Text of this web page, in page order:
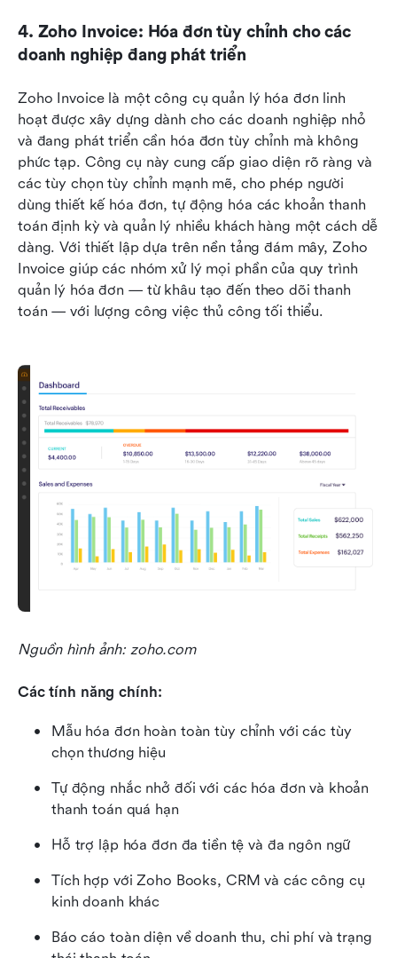
4. Zoho Invoice: Hóa đơn tùy chỉnh cho các
doanh nghiệp đang phát triển
Zoho Invoice là một công cụ quản lý hóa đơn linh
hoạt được xây dựng dành cho các doanh nghiệp nhỏ
và đang phát triển cần hóa đơn tùy chỉnh mà không
phức tạp. Công cụ này cung cấp giao diện rõ ràng và
các tùy chọn tùy chỉnh mạnh mẽ, cho phép người
dùng thiết kế hóa đơn, tự động hóa các khoản thanh
toán định kỳ và quản lý nhiều khách hàng một cách dễ
dàng. Với thiết lập dựa trên nền tảng đám mây, Zoho
Invoice giúp các nhóm xử lý mọi phần của quy trình
quản lý hóa đơn — từ khâu tạo đến theo dõi thanh
toán — với lượng công việc thủ công tối thiểu.
Nguồn hình ảnh: zoho.com
Các tính năng chính:
Mẫu hóa đơn hoàn toàn tùy chỉnh với các tùy
chọn thương hiệu
Tự động nhắc nhở đối với các hóa đơn và khoản
thanh toán quá hạn
Hỗ trợ lập hóa đơn đa tiền tệ và đa ngôn ngữ
Tích hợp với Zoho Books, CRM và các công cụ
kinh doanh khác
Báo cáo toàn diện về doanh thu, chi phí và trạng